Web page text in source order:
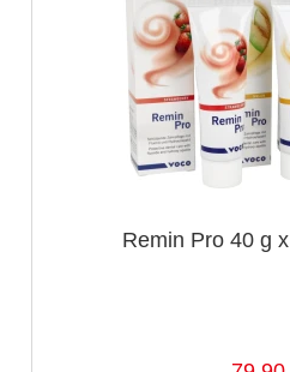
Remin Pro 40 g